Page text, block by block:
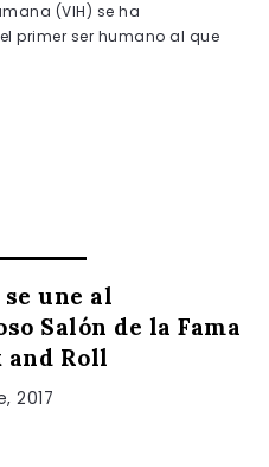
(VIH) se ha
primer ser humano al que
une al
Salón de la Fama
and Roll
2017